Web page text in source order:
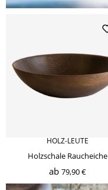
HOLZ-LEUTE
Holzschale Raucheiche
ab 79,90 €